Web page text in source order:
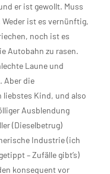
er ist gewollt. Muss
ist es vernünftig,
noch ist es
Autobahn zu rasen.
Laune und
Aber die
Kind, und also
Ausblendung
(Dieselbetrug)
Industrie (ich
– Zufälle gibt’s)
konsequent vor